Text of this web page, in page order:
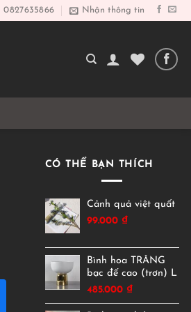
0827635866 Nhận thông tin
CÓ THỂ BẠN THÍCH
Cảnh quả việt quất
99.000 ₫
Bình hoa TRẮNG
bạc đế cao (trơn) L
485.000 ₫